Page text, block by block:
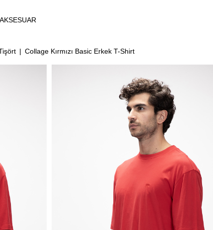
AKSESUAR
Collage Kırmızı Basic Erkek T-Shirt